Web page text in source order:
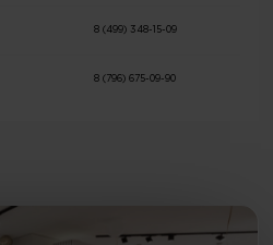
8 (499) 348-15-09
8 (796) 675-09-90